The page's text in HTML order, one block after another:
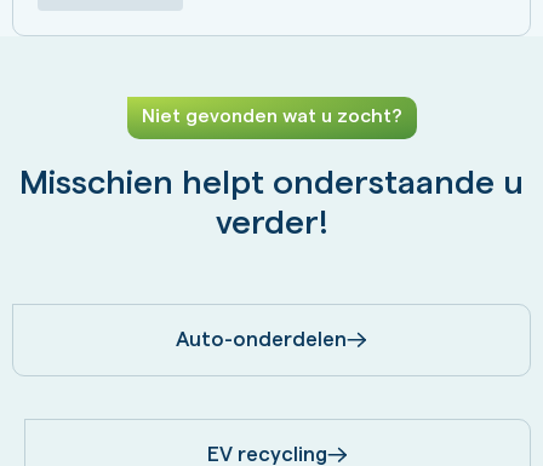
Niet gevonden wat u zocht?
Misschien helpt onderstaande u
verder!
Auto-onderdelen
EV recycling